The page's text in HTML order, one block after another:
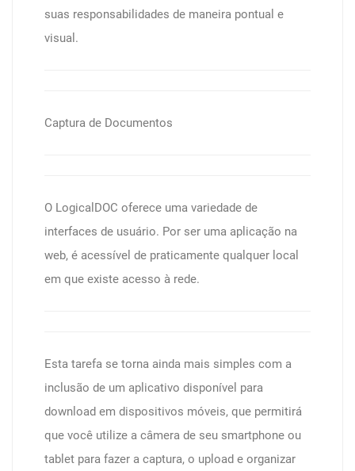
suas responsabilidades de maneira pontual e
visual.
Captura de Documentos
O LogicalDOC oferece uma variedade de
interfaces de usuário. Por ser uma aplicação na
web, é acessível de praticamente qualquer local
em que existe acesso à rede.
Esta tarefa se torna ainda mais simples com a
inclusão de um aplicativo disponível para
download em dispositivos móveis, que permitirá
que você utilize a câmera de seu smartphone ou
tablet para fazer a captura, o upload e organizar